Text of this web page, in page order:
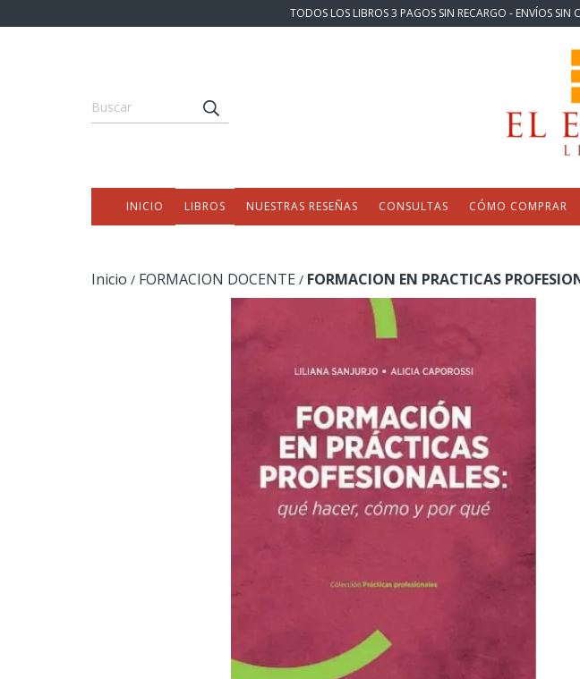
TODOS LOS LIBROS 3 PAGOS SIN RECARGO - ENVÍOS
INICIO LIBROS NUESTRAS RESEÑAS CONSULTAS CÓMO COMPRAR
Inicio / FORMACION DOCENTE / FORMACION EN PRACTICAS